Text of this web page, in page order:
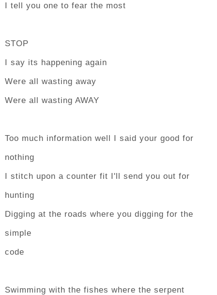
I tell you one to fear the most
STOP
I say its happening again
Were all wasting away
Were all wasting AWAY
Too much information well I said your good for
nothing
I stitch upon a counter fit I'll send you out for
hunting
Digging at the roads where you digging for the
simple
code
Swimming with the fishes where the serpent